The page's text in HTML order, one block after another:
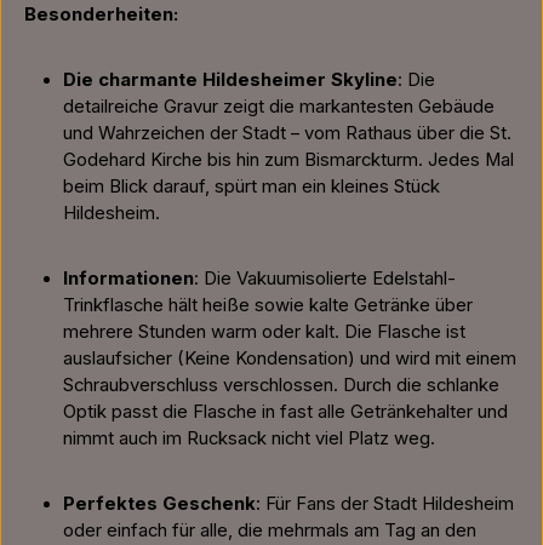
Besonderheiten:
Die charmante Hildesheimer Skyline: Die
detailreiche Gravur zeigt die markantesten Gebäude
und Wahrzeichen der Stadt – vom Rathaus über die St.
Godehard Kirche bis hin zum Bismarckturm. Jedes Mal
beim Blick darauf, spürt man ein kleines Stück
Hildesheim.
Informationen: Die Vakuumisolierte Edelstahl-
Trinkflasche hält heiße sowie kalte Getränke über
mehrere Stunden warm oder kalt. Die Flasche ist
auslaufsicher (Keine Kondensation) und wird mit einem
Schraubverschluss verschlossen. Durch die schlanke
Optik passt die Flasche in fast alle Getränkehalter und
nimmt auch im Rucksack nicht viel Platz weg.
Perfektes Geschenk: Für Fans der Stadt Hildesheim
oder einfach für alle, die mehrmals am Tag an den